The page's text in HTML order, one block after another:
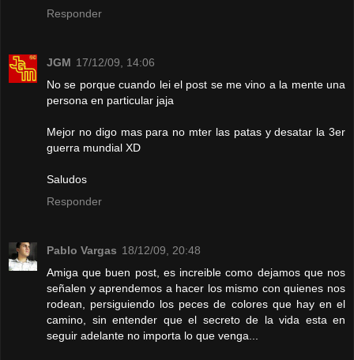
Responder
JGM 17/12/09, 14:06
No se porque cuando lei el post se me vino a la mente una
persona en particular jaja
Mejor no digo mas para no mter las patas y desatar la 3er
guerra mundial XD
Saludos
Responder
Pablo Vargas 18/12/09, 20:48
Amiga que buen post, es increible como dejamos que nos
señalen y aprendemos a hacer los mismo con quienes nos
rodean, persiguiendo los peces de colores que hay en el
camino, sin entender que el secreto de la vida esta en
seguir adelante no importa lo que venga...